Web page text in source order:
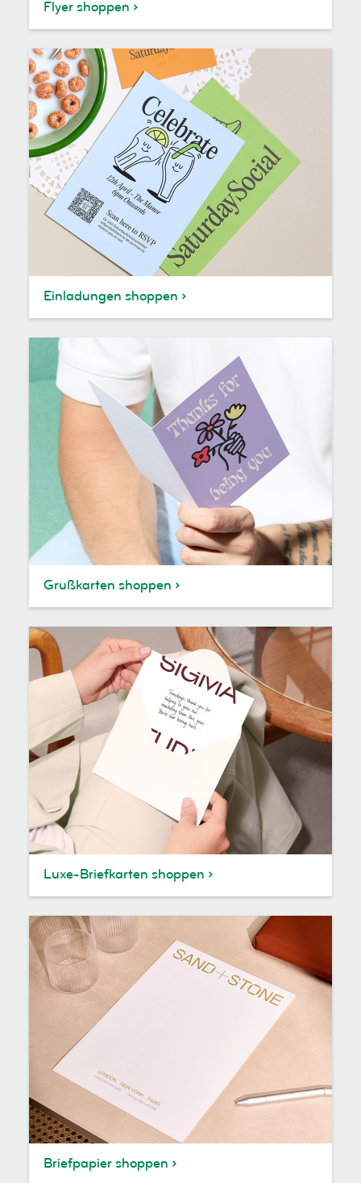
Flyer shoppen
Einladungen shoppen
Grußkarten shoppen
Luxe-Briefkarten shoppen
Briefpapier shoppen